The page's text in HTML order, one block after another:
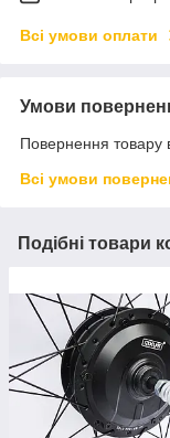
Всі умови оплати
Умови
Повернення товару
Всі умови
Подібні товари